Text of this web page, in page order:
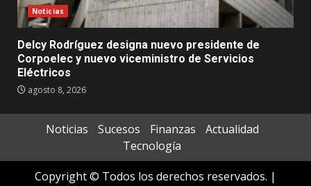
Noticias
Delcy Rodríguez designa nuevo presidente de
Corpoelec y nuevo viceministro de Servicios
Eléctricos
agosto 8, 2026
Noticias Sucesos Finanzas
Actualidad
Tecnología
Copyright © Todos los derechos reservados. |